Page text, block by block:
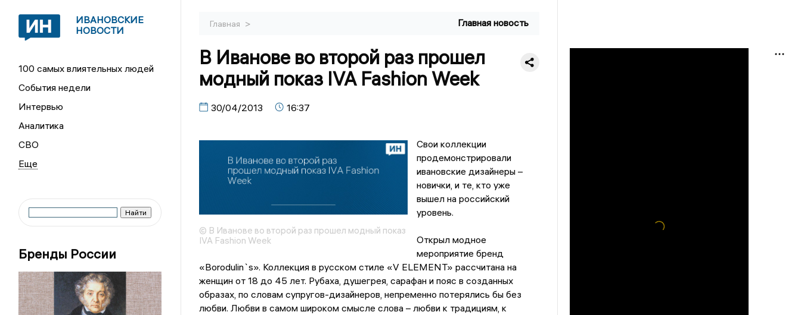
ИВАНОВСКИЕ
НОВОСТИ
100 самых влиятельных людей
События недели
Интервью
Аналитика
СВО
Бренды России
Главная > Главная новость
В Иванове во второй раз прошел
модный показ IVA Fashion Week
30/04/2013 16:37
© В Иванове во второй раз прошел модный показ
IVA Fashion Week
Свои коллекции
продемонстрировали
ивановские дизайнеры –
новички, и те, кто уже
вышел на российский
уровень.
Открыл модное
мероприятие бренд
«Borodulin`s». Коллекция в русском стиле «V ELEMENT» рассчитана на
женщин от 18 до 45 лет. Рубаха, душегрея, сарафан и пояс в созданных
образах, по словам супругов-дизайнеров, непременно потерялись бы без
любви. Любви в самом широком смысле слова – любви к традициям, к